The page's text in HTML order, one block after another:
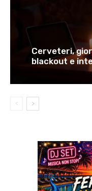
Cerveteri,
blackout e